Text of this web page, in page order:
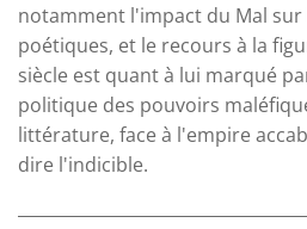
notamment l'impact du Mal
poétiques, et le recours à la
siècle est quant à lui marqué
politique des pouvoirs
littérature, face à l'empire
dire l'indicible.